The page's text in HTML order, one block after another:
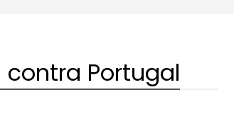
Portugal